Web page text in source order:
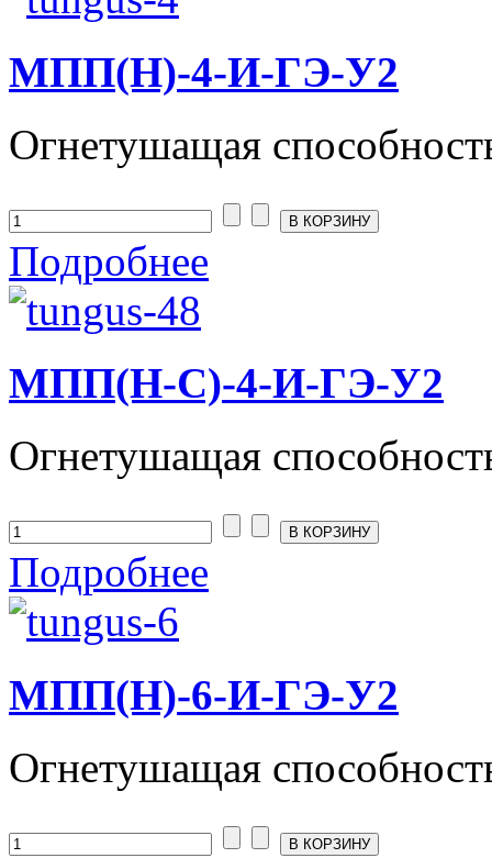
МПП(Н)-4-И-ГЭ-У2
Огнетушащая
Подробнее
МПП(Н-С)-4-И-ГЭ-У2
Огнетушащая
Подробнее
МПП(Н)-6-И-ГЭ-У2
Огнетушащая